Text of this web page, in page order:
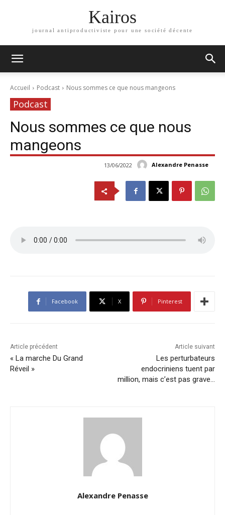
Kairos
journal antiproductiviste pour une société décente
Accueil Podcast Nous sommes ce que nous mangeons
Podcast
Nous sommes ce que nous
mangeons
Alexandre Penasse
13/06/2022
Facebook X Pinterest
Article précédent
« La marche Du Grand
Réveil »
Article suivant
Les perturbateurs
endocriniens tuent par
million, mais c’est pas grave…
Alexandre Penasse